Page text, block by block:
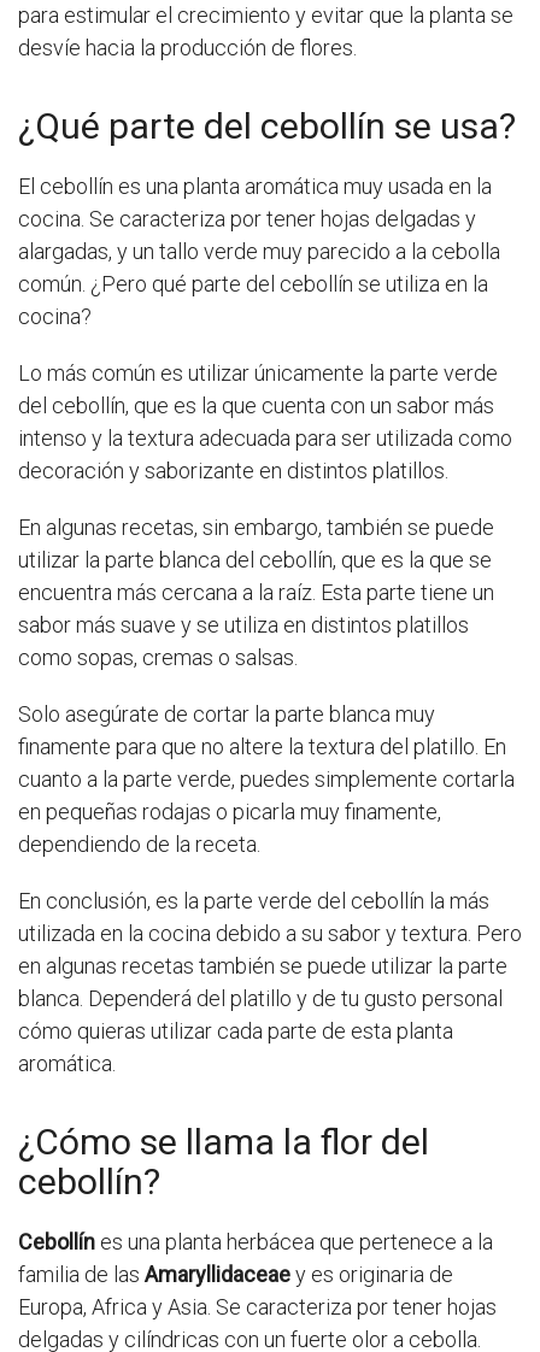
para estimular el crecimiento y evitar que la planta se
desvíe hacia la producción de flores.
¿Qué parte del cebollín se usa?
El cebollín es una planta aromática muy usada en la
cocina. Se caracteriza por tener hojas delgadas y
alargadas, y un tallo verde muy parecido a la cebolla
común. ¿Pero qué parte del cebollín se utiliza en la
cocina?
Lo más común es utilizar únicamente la parte verde
del cebollín, que es la que cuenta con un sabor más
intenso y la textura adecuada para ser utilizada como
decoración y saborizante en distintos platillos.
En algunas recetas, sin embargo, también se puede
utilizar la parte blanca del cebollín, que es la que se
encuentra más cercana a la raíz. Esta parte tiene un
sabor más suave y se utiliza en distintos platillos
como sopas, cremas o salsas.
Solo asegúrate de cortar la parte blanca muy
finamente para que no altere la textura del platillo. En
cuanto a la parte verde, puedes simplemente cortarla
en pequeñas rodajas o picarla muy finamente,
dependiendo de la receta.
En conclusión, es la parte verde del cebollín la más
utilizada en la cocina debido a su sabor y textura. Pero
en algunas recetas también se puede utilizar la parte
blanca. Dependerá del platillo y de tu gusto personal
cómo quieras utilizar cada parte de esta planta
aromática.
¿Cómo se llama la flor del
cebollín?
Cebollín es una planta herbácea que pertenece a la
familia de las Amaryllidaceaey es originaria de
Europa, Africa y Asia. Se caracteriza por tener hojas
delgadas y cilíndricas con un fuerte olor a cebolla.